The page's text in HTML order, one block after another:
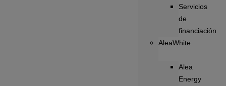
Servicios
de
financiación
AleaWhite
Alea
Energy